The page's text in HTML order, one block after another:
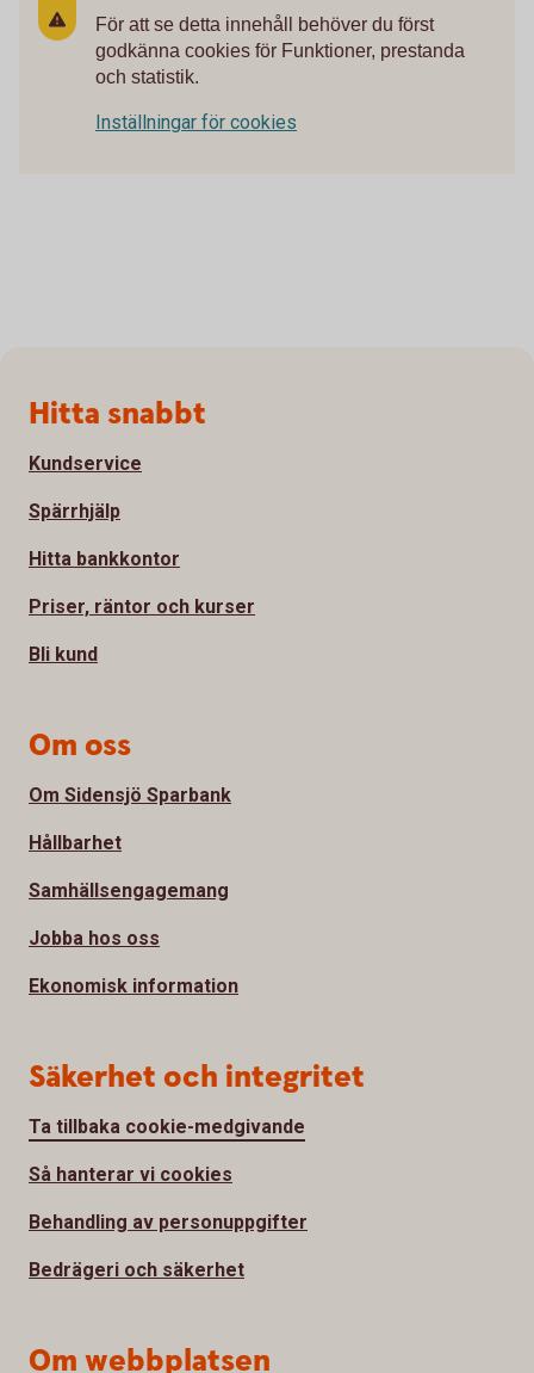
För att se detta innehåll behöver du först
godkänna cookies för Funktioner, prestanda
och statistik.
Inställningar för cookies
Sidfot
Hitta snabbt
Kundservice
Spärrhjälp
Hitta bankkontor
Priser, räntor och kurser
Bli kund
Om oss
Om Sidensjö Sparbank
Hållbarhet
Samhällsengagemang
Jobba hos oss
Ekonomisk information
Säkerhet och integritet
Ta tillbaka cookie-medgivande
Så hanterar vi cookies
Behandling av personuppgifter
Bedrägeri och säkerhet
Om webbplatsen